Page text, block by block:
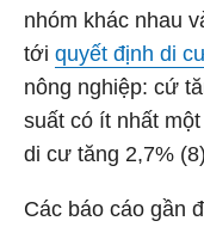
nhóm khác nhau
tới quyết định di
nông nghiệp: cứ
suất có ít nhất
di cư tăng 2,7%
Các báo cáo gần